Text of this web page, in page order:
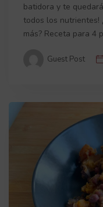
batidora y te
todos los nutrientes!
más? Receta para 4
Guest Post